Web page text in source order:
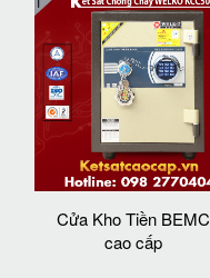
Cửa Kho Tiền BEMC
cao cấp